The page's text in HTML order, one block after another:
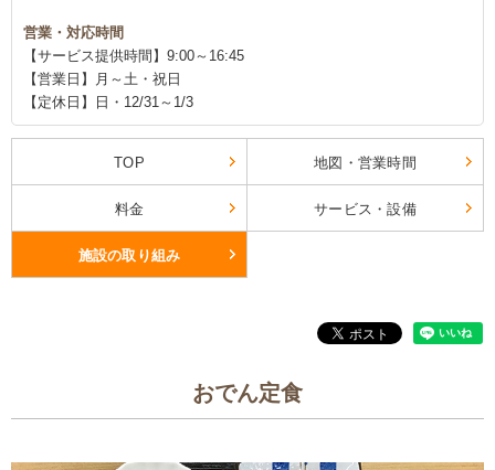
営業・対応時間
【サービス提供時間】9:00～16:45
【営業日】月～土・祝日
【定休日】日・12/31～1/3
TOP 地図・営業時間
料金 サービス・設備
施設の取り組み
おでん定食